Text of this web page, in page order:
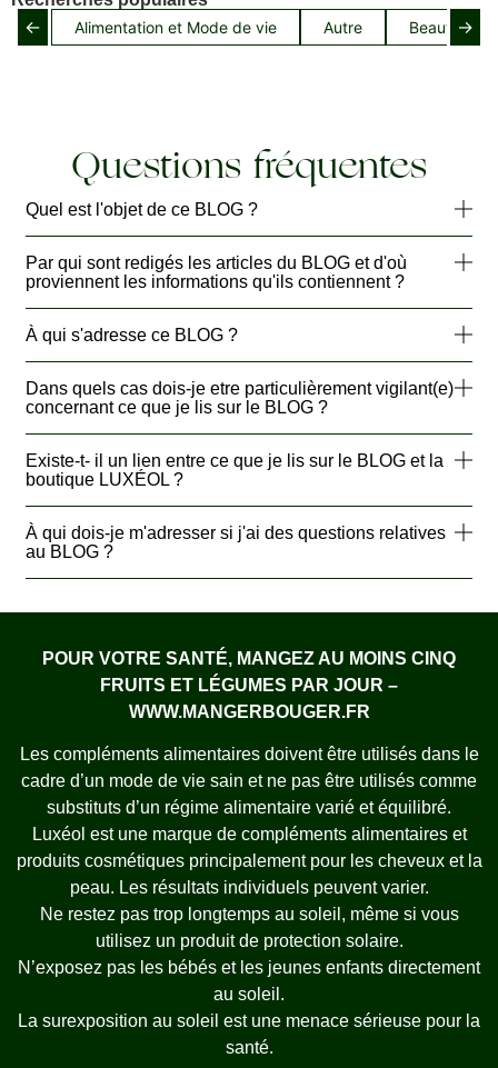
← Alimentation et Mode de vie Autre Beauté→
Questions fréquentes
Quel est l'objet de ce BLOG ?
Par qui sont redigés les articles du BLOG et d'où
proviennent les informations qu'ils contiennent ?
À qui s'adresse ce BLOG ?
Dans quels cas dois-je etre particulièrement vigilant(e)
concernant ce que je lis sur le BLOG ?
Existe-t- il un lien entre ce que je lis sur le BLOG et la
boutique LUXÉOL ?
À qui dois-je m'adresser si j'ai des questions relatives
au BLOG ?
POUR VOTRE SANTÉ, MANGEZ AU MOINS CINQ
FRUITS ET LÉGUMES PAR JOUR –
WWW.MANGERBOUGER.FR
Les compléments alimentaires doivent être utilisés dans le
cadre d’un mode de vie sain et ne pas être utilisés comme
substituts d’un régime alimentaire varié et équilibré.
Luxéol est une marque de compléments alimentaires et
produits cosmétiques principalement pour les cheveux et la
peau. Les résultats individuels peuvent varier.
Ne restez pas trop longtemps au soleil, même si vous
utilisez un produit de protection solaire.
N’exposez pas les bébés et les jeunes enfants directement
au soleil.
La surexposition au soleil est une menace sérieuse pour la
santé.